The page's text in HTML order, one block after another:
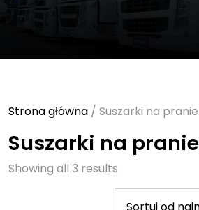
Strona główna / Suszarki na pranie
Suszarki na pranie
Showing all 3 results
by
latest